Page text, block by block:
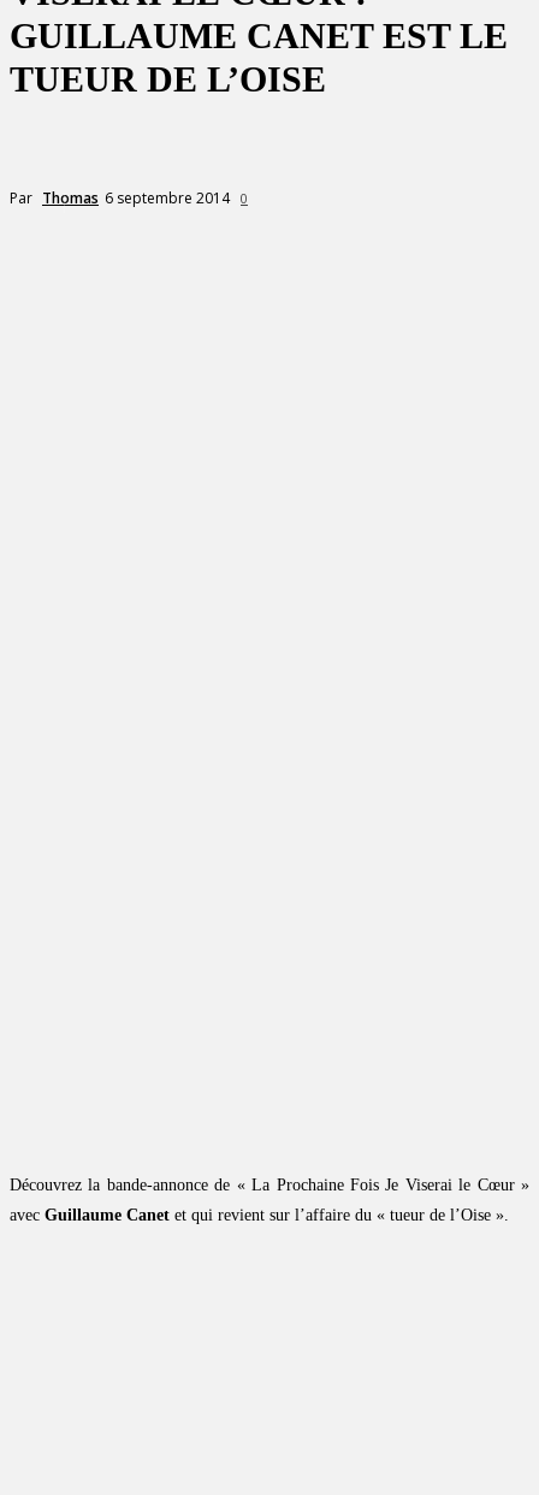
GUILLAUME CANET EST LE
TUEUR DE L’OISE
Par Thomas 6 septembre 2014 0
Découvrez la bande-annonce de « La Prochaine Fois Je Viserai le Cœur »
avec Guillaume Canet et qui revient sur l’affaire du « tueur de l’Oise ».